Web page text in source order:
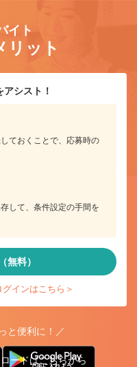
イト
リット
シスト！
ておくことで、応募時の
して、条件設定の手間を
無料）
インはこちら＞
と便利に！／
ードはこちらから